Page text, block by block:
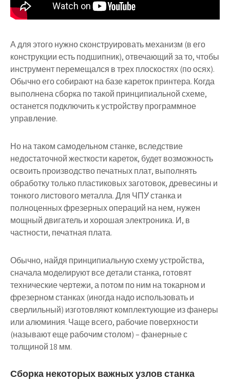
А для этого нужно сконструировать механизм (в его
конструкции есть подшипник), отвечающий за то, чтобы
инструмент перемещался в трех плоскостях (по осях).
Обычно его собирают на базе кареток принтера. Когда
выполнена сборка по такой принципиальной схеме,
останется подключить к устройству программное
управление.
Но на таком самодельном станке, вследствие
недостаточной жесткости кареток, будет возможность
освоить производство печатных плат, выполнять
обработку только пластиковых заготовок, древесины и
тонкого листового металла. Для ЧПУ станка и
полноценных фрезерных операций на нем, нужен
мощный двигатель и хорошая электроника. И, в
частности, печатная плата.
Обычно, найдя принципиальную схему устройства,
сначала моделируют все детали станка, готовят
технические чертежи, а потом по ним на токарном и
фрезерном станках (иногда надо использовать и
сверлильный) изготовляют комплектующие из фанеры
или алюминия. Чаще всего, рабочие поверхности
(называют еще рабочим столом) – фанерные с
толщиной 18 мм.
Сборка некоторых важных узлов станка